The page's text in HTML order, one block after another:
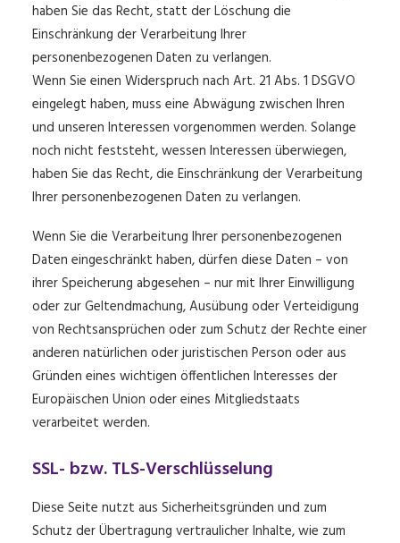
haben Sie das Recht, statt der Löschung die
Einschränkung der Verarbeitung Ihrer
personenbezogenen Daten zu verlangen.
Wenn Sie einen Widerspruch nach Art. 21 Abs. 1 DSGVO
eingelegt haben, muss eine Abwägung zwischen Ihren
und unseren Interessen vorgenommen werden. Solange
noch nicht feststeht, wessen Interessen überwiegen,
haben Sie das Recht, die Einschränkung der Verarbeitung
Ihrer personenbezogenen Daten zu verlangen.
Wenn Sie die Verarbeitung Ihrer personenbezogenen
Daten eingeschränkt haben, dürfen diese Daten – von
ihrer Speicherung abgesehen – nur mit Ihrer Einwilligung
oder zur Geltendmachung, Ausübung oder Verteidigung
von Rechtsansprüchen oder zum Schutz der Rechte einer
anderen natürlichen oder juristischen Person oder aus
Gründen eines wichtigen öffentlichen Interesses der
Europäischen Union oder eines Mitgliedstaats
verarbeitet werden.
SSL- bzw. TLS-Verschlüsselung
Diese Seite nutzt aus Sicherheitsgründen und zum
Schutz der Übertragung vertraulicher Inhalte, wie zum